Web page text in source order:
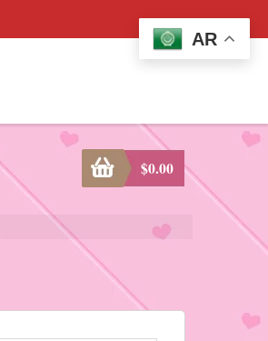
$0.00
AR